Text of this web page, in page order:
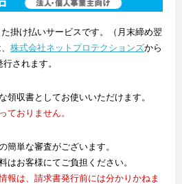
掛け払いサービスです。（月末締め翌
株式会社ネットプロテクションズから
されます。
領収書としてお使いいただけます。
ておりません。
単な審査がございます。
お客様にてご負担ください。
報は、請求書発行前には分かりかねま